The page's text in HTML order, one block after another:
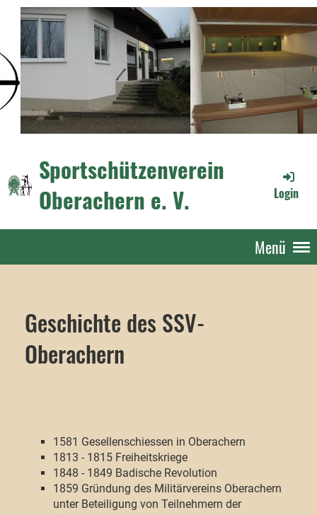
Sportschützenverein
Oberachern e. V.
Login
Menü
Geschichte des SSV-
Oberachern
1581 Gesellenschiessen in Oberachern
1813 - 1815 Freiheitskriege
1848 - 1849 Badische Revolution
1859 Gründung des Militärvereins Oberachern
unter Beteiligung von Teilnehmern der